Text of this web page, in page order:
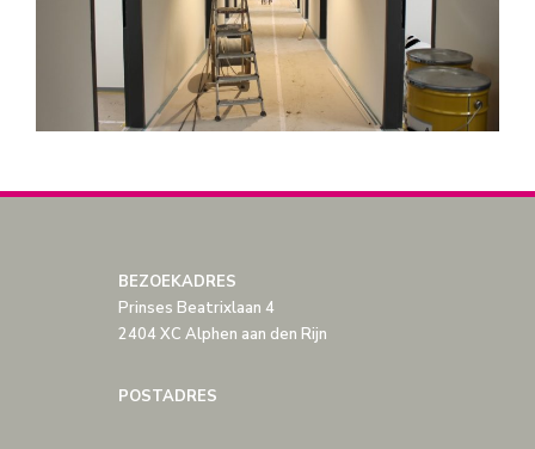
BEZOEKADRES
Prinses Beatrixlaan 4
2404 XC Alphen aan den Rijn
POSTADRES